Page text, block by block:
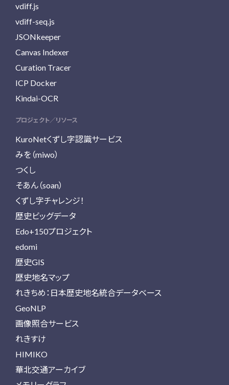
vdiff.js
vdiff-seq.js
JSONkeeper
Canvas Indexer
Curation Tracer
ICP Docker
Kindai-OCR
プロジェクト／リソース
KuroNetくずし字認識サービス
みを（miwo）
つくし
そあん（soan）
くずし字チャレンジ！
歴史ビッグデータ
Edo+150プロジェクト
edomi
歴史GIS
歴史地名マップ
れきちめ：日本歴史地名統合データベース
GeoNLP
画像照合サービス
れきすけ
HIMIKO
華北交通アーカイブ